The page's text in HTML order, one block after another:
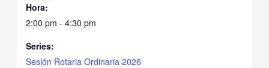
Hora:
2:00 pm - 4:30 pm
Series:
Sesión Rotaria Ordinaria 2026